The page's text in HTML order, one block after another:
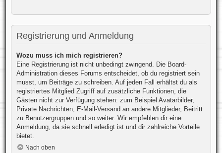
Registrierung und Anmeldung
Wozu muss ich mich registrieren?
Eine Registrierung ist nicht unbedingt zwingend. Die Board-
Administration dieses Forums entscheidet, ob du registriert sein
musst, um Beiträge zu schreiben. Auf jeden Fall erhältst du als
registriertes Mitglied Zugriff auf zusätzliche Funktionen, die
Gästen nicht zur Verfügung stehen: zum Beispiel Avatarbilder,
Private Nachrichten, E-Mail-Versand an andere Mitglieder, Beitritt
zu Benutzergruppen und so weiter. Wir empfehlen dir eine
Anmeldung, da sie schnell erledigt ist und dir zahlreiche Vorteile
bietet.
Nach oben